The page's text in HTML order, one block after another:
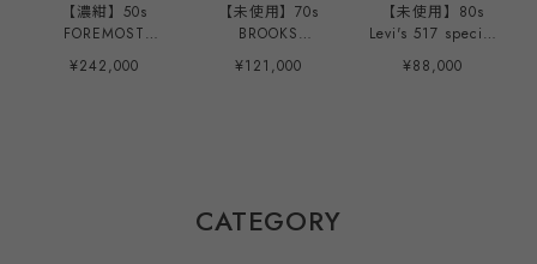
【濃紺】50s
FOREMOST
special vintage
denim made in
¥242,000
【未使用】70s
BROOKS
BROTHERS wool
Navy blazer made
ジャケット サイズ
¥121,000
【未使用】80s
Levi's 517 special
vintage denim
dead stock made
¥88,000
CATEGORY